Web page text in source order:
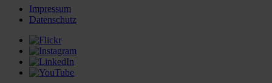
Impressum
Datenschutz